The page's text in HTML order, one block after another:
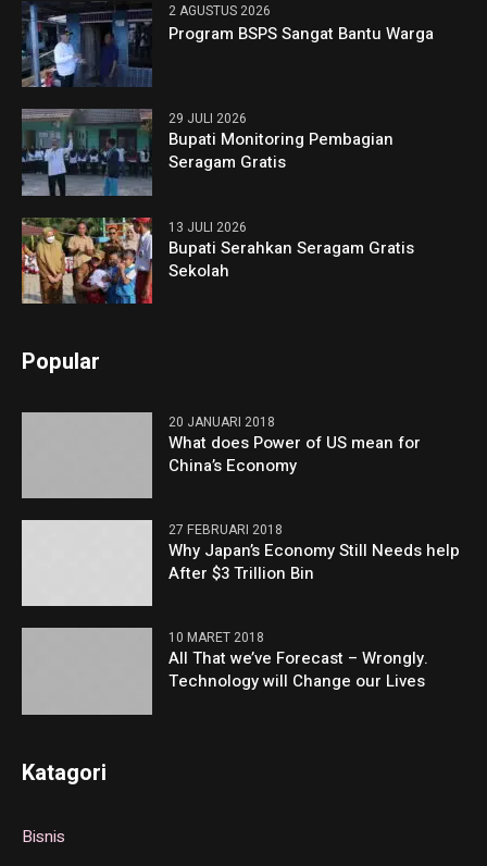
2 AGUSTUS 2026
Program BSPS Sangat Bantu Warga
29 JULI 2026
Bupati Monitoring Pembagian
Seragam Gratis
13 JULI 2026
Bupati Serahkan Seragam Gratis
Sekolah
Popular
20 JANUARI 2018
What does Power of US mean for
China’s Economy
27 FEBRUARI 2018
Why Japan’s Economy Still Needs help
After $3 Trillion Bin
10 MARET 2018
All That we’ve Forecast – Wrongly.
Technology will Change our Lives
Katagori
Bisnis